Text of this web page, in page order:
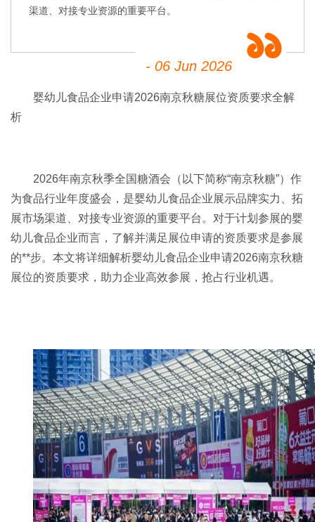
渠道、对接专业资源的重要平台。
- 06 Jun 2026
婴幼儿食品企业申请2026南京秋糖展位资质要求全解
析
2026年南京秋季全国糖酒会 （以下简称“南京秋糖”）作
为食品行业年度盛会，是婴幼儿食品企业展示品牌实力、拓
展市场渠道、对接专业资源的重要平台。对于计划参展的婴
幼儿食品企业而言，了解并满足展位申请的资质要求是参展
的**步。本文将详细解析婴幼儿食品企业申请2026南京秋糖
展位的资质要求，助力企业高效参展，抢占行业机遇。